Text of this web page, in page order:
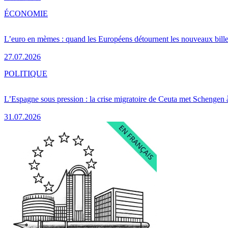
L’euro en mèmes : quand les Européens détournent les nouveaux
27.07.2026
ÉCONOMIE
L’Espagne sous pression : la crise migratoire de Ceuta met Schengen
31.07.2026
POLITIQUE